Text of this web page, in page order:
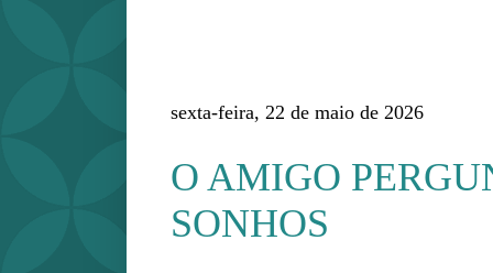
sexta-feira, 22 de maio de 2026
O AMIGO
SONHOS